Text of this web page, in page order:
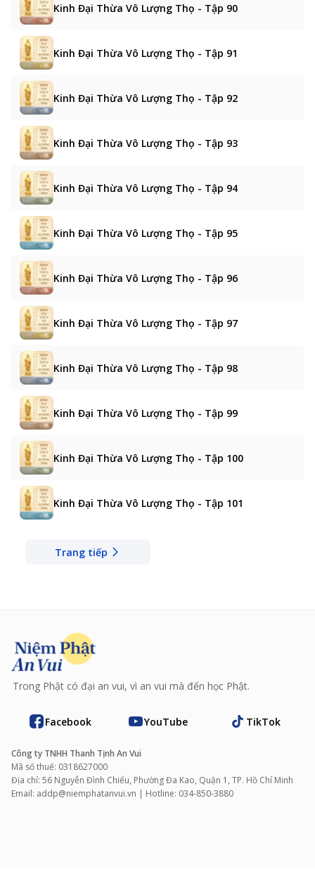
Kinh Đại Thừa Vô Lượng Thọ - Tập 90
Kinh Đại Thừa Vô Lượng Thọ - Tập 91
Kinh Đại Thừa Vô Lượng Thọ - Tập 92
Kinh Đại Thừa Vô Lượng Thọ - Tập 93
Kinh Đại Thừa Vô Lượng Thọ - Tập 94
Kinh Đại Thừa Vô Lượng Thọ - Tập 95
Kinh Đại Thừa Vô Lượng Thọ - Tập 96
Kinh Đại Thừa Vô Lượng Thọ - Tập 97
Kinh Đại Thừa Vô Lượng Thọ - Tập 98
Kinh Đại Thừa Vô Lượng Thọ - Tập 99
Kinh Đại Thừa Vô Lượng Thọ - Tập 100
Kinh Đại Thừa Vô Lượng Thọ - Tập 101
Trang tiếp
Trong Phật có đại an vui, vì an vui mà đến học Phật.
Facebook YouTube TikTok
Công ty TNHH Thanh Tịnh An Vui
Mã số thuế: 0318627000
Địa chỉ: 56 Nguyễn Đình Chiểu, Phường Đa Kao, Quận 1, TP. Hồ Chí Minh
Email: addp@niemphatanvui.vn | Hotline: 034‑850‑3880